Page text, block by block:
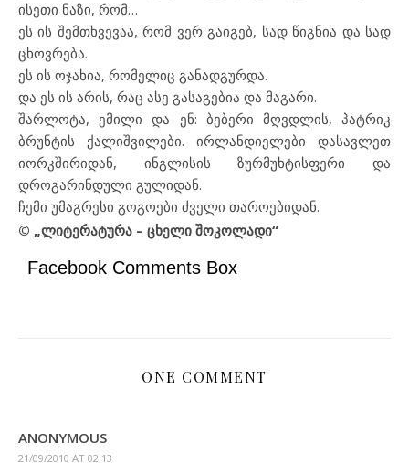
ისეთი ნაზი, რომ…
ეს ის შემთხვევაა, რომ ვერ გაიგებ, სად წიგნია და სად
ცხოვრება.
ეს ის ოჯახია, რომელიც განადგურდა.
და ეს ის არის, რაც ასე გასაგებია და მაგარი.
შარლოტა, ემილი და ენ: ბებერი მღვდლის, პატრიკ
ბრუნტის ქალიშვილები. ირლანდიელები დასავლეთ
იორკშირიდან, ინგლისის ზურმუხტისფერი და
დროგარინდული გულიდან.
ჩემი უმაგრესი გოგოები ძველი თაროებიდან.
© „ლიტერატურა – ცხელი შოკოლადი“
Facebook Comments Box
ONE COMMENT
ANONYMOUS
21/09/2010 AT 02:13